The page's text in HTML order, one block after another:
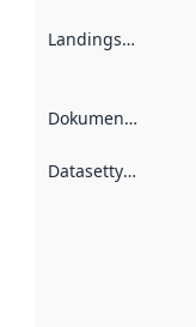
Landingsside
Dokumentasjon
Datasettype